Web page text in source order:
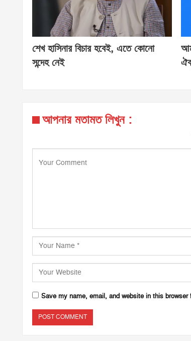
শেখ হাসিনার বিচার হবেই, এতে কোনো
সন্দেহ নেই
আপনার মতামত লিখুন :
Save my name, email, and website in this